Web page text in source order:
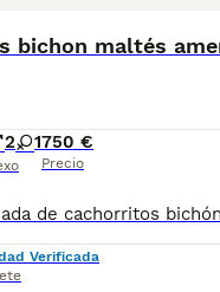
bichon maltés
2 1750 €
Precio
Verificada